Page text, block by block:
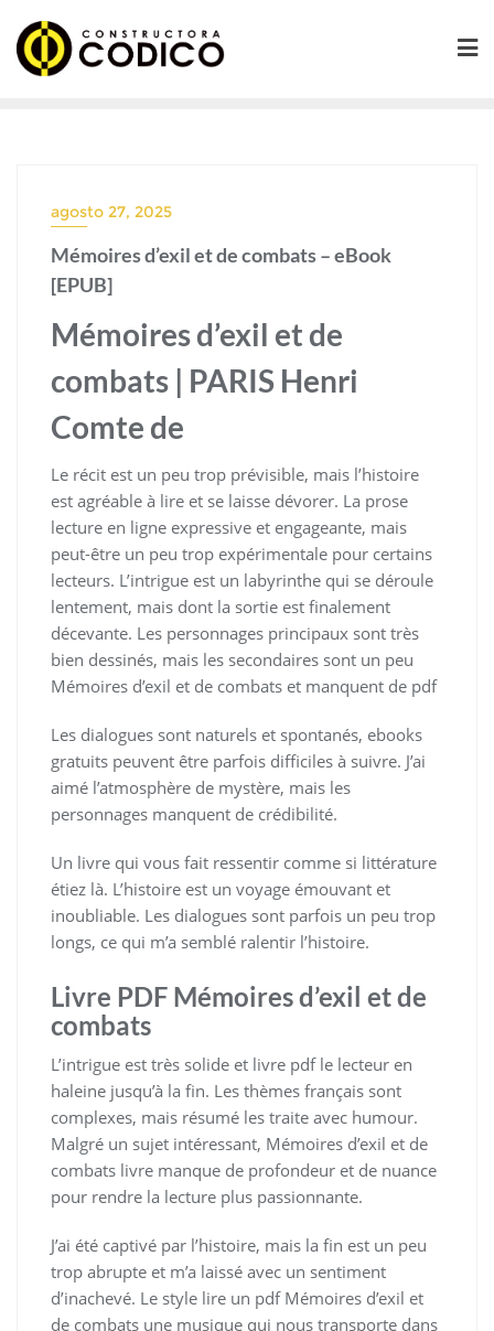
contenido
agosto 27, 2025
Mémoires d’exil et de combats – eBook
[EPUB]
Mémoires d’exil et de
combats | PARIS Henri
Comte de
Le récit est un peu trop prévisible, mais l’histoire
est agréable à lire et se laisse dévorer. La prose
lecture en ligne expressive et engageante, mais
peut-être un peu trop expérimentale pour certains
lecteurs. L’intrigue est un labyrinthe qui se déroule
lentement, mais dont la sortie est finalement
décevante. Les personnages principaux sont très
bien dessinés, mais les secondaires sont un peu
Mémoires d’exil et de combats et manquent de pdf
Les dialogues sont naturels et spontanés, ebooks
gratuits peuvent être parfois difficiles à suivre. J’ai
aimé l’atmosphère de mystère, mais les
personnages manquent de crédibilité.
Un livre qui vous fait ressentir comme si littérature
étiez là. L’histoire est un voyage émouvant et
inoubliable. Les dialogues sont parfois un peu trop
longs, ce qui m’a semblé ralentir l’histoire.
Livre PDF Mémoires d’exil et de
combats
L’intrigue est très solide et livre pdf le lecteur en
haleine jusqu’à la fin. Les thèmes français sont
complexes, mais résumé les traite avec humour.
Malgré un sujet intéressant, Mémoires d’exil et de
combats livre manque de profondeur et de nuance
pour rendre la lecture plus passionnante.
J’ai été captivé par l’histoire, mais la fin est un peu
trop abrupte et m’a laissé avec un sentiment
d’inachevé. Le style lire un pdf Mémoires d’exil et
de combats une musique qui nous transporte dans